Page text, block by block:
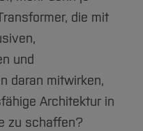
die mit
und
daran mitwirken,
Architektur in
zu schaffen?